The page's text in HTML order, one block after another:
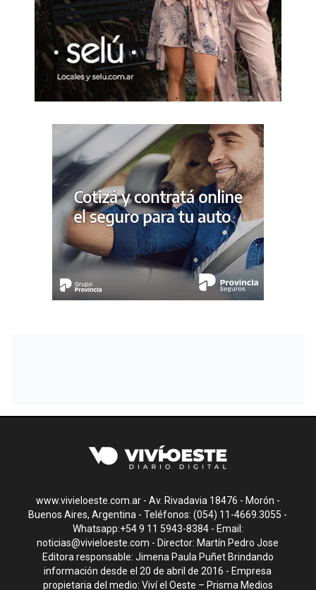
www.vivieloeste.com.ar - Av. Rivadavia 18476 - Morón -
Buenos Aires, Argentina - Teléfonos: (054) 11-4669.3055 -
Whatsapp:+54 9 11 5943-8384 - Email:
noticias@vivieloeste.com - Director: Martín Pedro Jose
Editora responsable: Jimena Paula Puñet Brindando
información desde el 20 de abril de 2016 - Empresa
propietaria del medio: Viví el Oeste – Prisma Medios